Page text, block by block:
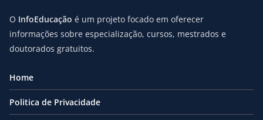
O InfoEducação é um projeto focado em oferecer
informações sobre especialização, cursos, mestrados e
doutorados gratuitos.
Home
Politica de Privacidade